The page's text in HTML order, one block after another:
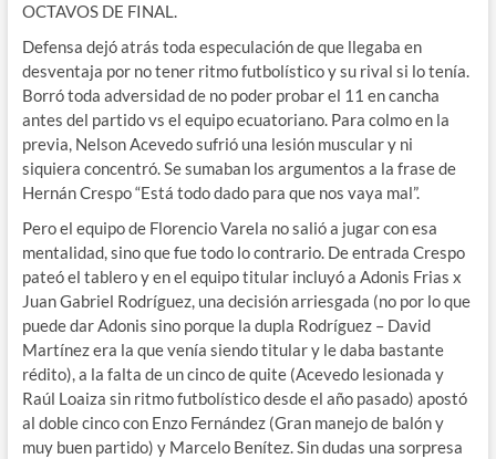
OCTAVOS DE FINAL.
Defensa dejó atrás toda especulación de que llegaba en
desventaja por no tener ritmo futbolístico y su rival si lo tenía.
Borró toda adversidad de no poder probar el 11 en cancha
antes del partido vs el equipo ecuatoriano. Para colmo en la
previa, Nelson Acevedo sufrió una lesión muscular y ni
siquiera concentró. Se sumaban los argumentos a la frase de
Hernán Crespo “Está todo dado para que nos vaya mal”.
Pero el equipo de Florencio Varela no salió a jugar con esa
mentalidad, sino que fue todo lo contrario. De entrada Crespo
pateó el tablero y en el equipo titular incluyó a Adonis Frias x
Juan Gabriel Rodríguez, una decisión arriesgada (no por lo que
puede dar Adonis sino porque la dupla Rodríguez – David
Martínez era la que venía siendo titular y le daba bastante
rédito), a la falta de un cinco de quite (Acevedo lesionada y
Raúl Loaiza sin ritmo futbolístico desde el año pasado) apostó
al doble cinco con Enzo Fernández (Gran manejo de balón y
muy buen partido) y Marcelo Benítez. Sin dudas una sorpresa